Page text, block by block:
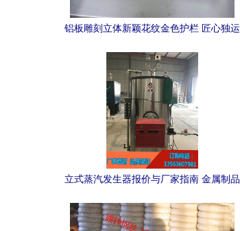
铝板雕刻立体新颖花纹金色护栏 匠心独运
立式蒸汽发生器报价与厂家指南 金属制品